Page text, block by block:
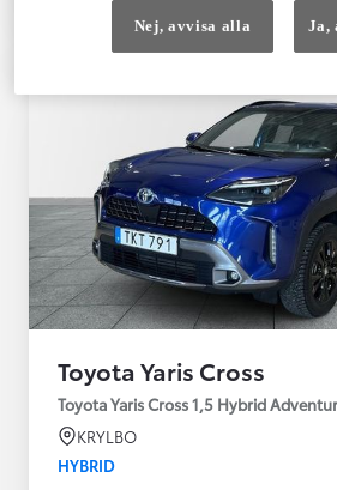
Toyota Yaris Cross
Toyota Yaris Cross 1,5 Hybrid
KRYLBO
HYBRID
Nej, avvisa alla Ja,